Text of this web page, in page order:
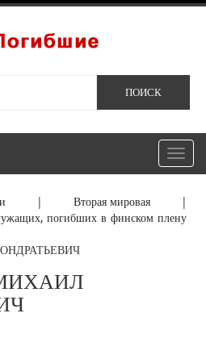
| Вторая мировая|
погибших в финском плену